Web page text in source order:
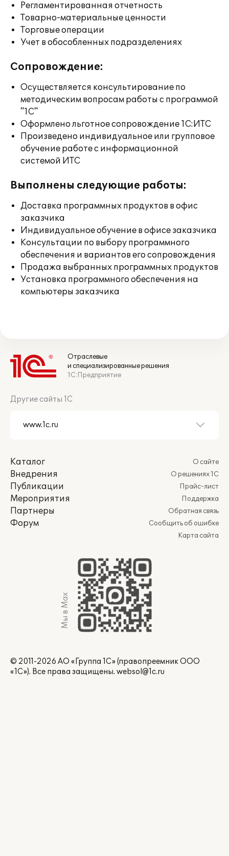
Регламентированная отчетность
Товарно-материальные ценности
Торговые операции
Учет в обособленных подразделениях
Сопровождение:
Осуществляется консультирование по
методическим вопросам работы с программой
"1С"
Оформлено льготное сопровождение 1С:ИТС
Произведено индивидуальное или групповое
обучение работе с информационной
системой ИТС
Выполнены следующие работы:
Доставка программных продуктов в офис
заказчика
Индивидуальное обучение в офисе заказчика
Консультации по выбору программного
обеспечения и вариантов его сопровождения
Продажа выбранных программных продуктов
Установка программного обеспечения на
компьютеры заказчика
Отраслевые
и специализированные решения
1С:Предприятие
Другие сайты 1С
Каталог
Внедрения
Публикации
Мероприятия
Партнеры
Форум
О сайте
О решениях 1С
Прайс-лист
Поддержка
Обратная связь
Сообщить об ошибке
Карта сайта
Мы в Max
© 2011-2026 АО «Группа 1С» (правопреемник ООО
«1С»). Все права защищены. websol@1c.ru